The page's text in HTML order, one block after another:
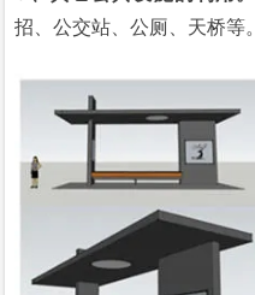
招、公交站、公厕、天桥等。